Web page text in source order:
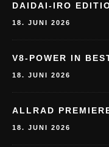
DAIDAI-IRO
18. JUNI 2026
V8-POWER IN
18. JUNI 2026
ALLRAD
18. JUNI 2026